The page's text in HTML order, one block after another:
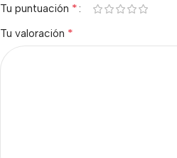
Tu puntuación *
Tu valoración *